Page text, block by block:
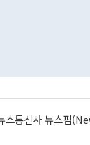
스통신사 뉴스핌